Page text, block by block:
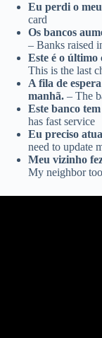
Eu perdi o
card
Os bancos
– Banks raised
Este é o último
This is the last
A fila de
manhã. – The
Este banco
has fast service
Eu preciso
need to update
Meu vizinho
My neighbor